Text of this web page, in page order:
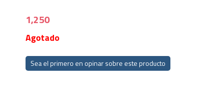
1,250
Agotado
Sea el primero en opinar sobre este producto